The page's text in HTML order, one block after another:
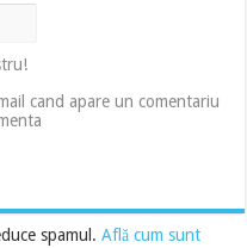
cand apare un comentariu
spamul.Află cum sunt